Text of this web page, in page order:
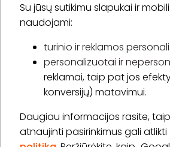
Su jūsų sutikimu slapukai ir
naudojami:
turinio ir reklamos
personalizuotai ir
reklamai, taip pat jos
konversijų) matavimui.
Daugiau informacijos rasite,
atnaujinti pasirinkimus gali atlikti
Prenumeruoti
Apie „BookitNow“
Informacija
„GERA DOVANA“ GRUPĖ